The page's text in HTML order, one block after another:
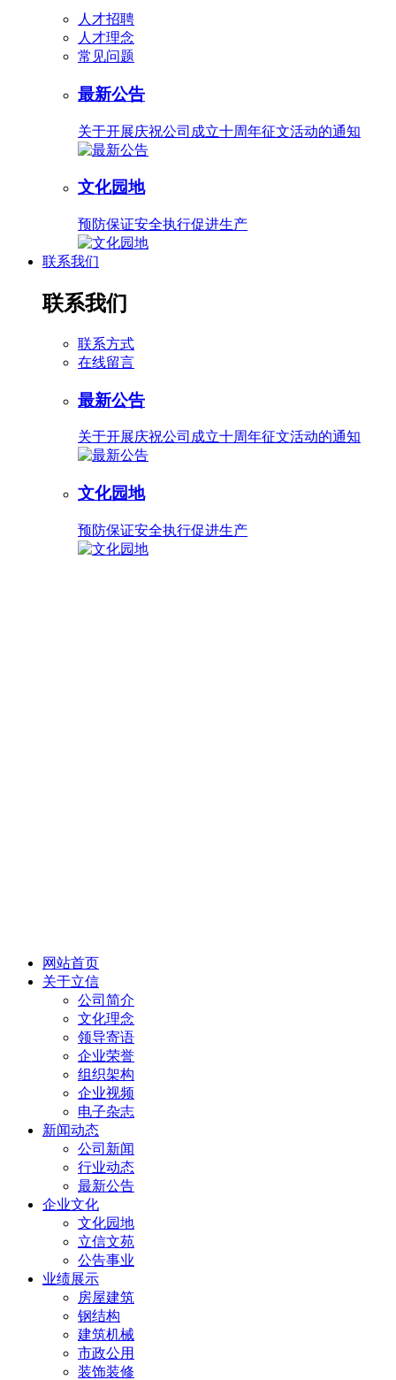
人才招聘
人才理念
常见问题
最新公告
关于开展庆祝公司成立十周年征文活动的通知
文化园地
预防保证安全执行促进生产
联系我们
联系我们
联系方式
在线留言
最新公告
关于开展庆祝公司成立十周年征文活动的通知
文化园地
预防保证安全执行促进生产
网站首页
关于立信
公司简介
文化理念
领导寄语
企业荣誉
组织架构
企业视频
电子杂志
新闻动态
公司新闻
行业动态
最新公告
企业文化
文化园地
立信文苑
公告事业
业绩展示
房屋建筑
钢结构
建筑机械
市政公用
装饰装修